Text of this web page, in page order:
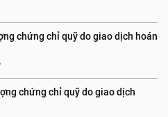
chứng chỉ quỹ do giao dịch hoán
chứng chỉ quỹ do giao dịch